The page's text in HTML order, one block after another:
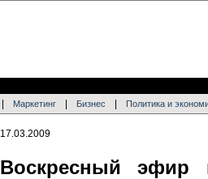
Маркетинг Бизнес Политика и
17.03.2009
Воскресный эфир